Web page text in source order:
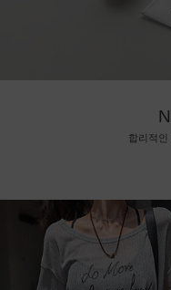
합리적인